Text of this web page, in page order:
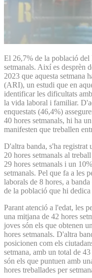
El 26,7% de la població del
setmanals. Així es desprèn
2023 que aquesta setmana
(ARI), un estudi que en
identificar les dificultats
la vida laboral i familiar.
enquestats (46,4%)
40 hores setmanals, hi ha
manifesten que treballen
D'altra banda, s'ha registrat
20 hores setmanals al
29 hores setmanals i un
setmanals. Pel que fa a les
laborals de 8 hores, a
de la població que hi dedica
Parant atenció a l'edat, les
una mitjana de 42 hores
joves són els que obtenen
hores setmanals. D'altra
posicionen com els
setmana, amb un total de
són els que puntuen amb
hores treballades per